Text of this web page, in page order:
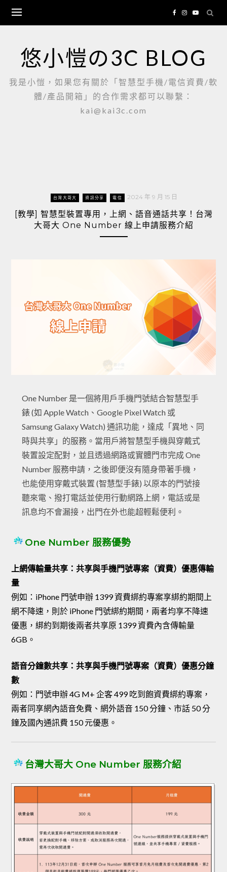
content
悠小愷の3C BLOG
我是小愷，如果您有關於「智慧型手機/電信資費/軟
體/產品開箱」的合作需求都可以聯繫：
kai@kai3c.com
台灣大哥大 資訊分享 電信 2024 年 9 月 15 日
[教學] 智慧型裝置專用，上網、語音通話共享！台灣
大哥大 One Number 線上申請服務介紹
One Number 是一個將用戶手機門號結合智慧型手
錶 (如 Apple Watch、Google Pixel Watch 或
Samsung Galaxy Watch) 通訊功能，達成「異地、同
時與共享」的服務。當用戶將智慧型手機與穿戴式
裝置設定配對，並且透過網路或實體門市完成 One
Number 服務申請，之後即便沒有隨身帶著手機，
也能使用穿戴式裝置 (智慧型手錶) 以原本的門號接
聽來電、撥打電話並使用行動網路上網，電話或是
訊息均不會漏接，出門在外也能超輕鬆便利。
One Number 服務優勢
上網傳輸量共享：共享與手機門號專案（資費）優惠傳輸
量
例如：iPhone 門號申辦 1399 資費綁約專案享綁約期間上
網不降速，則於 iPhone 門號綁約期間，兩者均享不降速
優惠，綁約到期後兩者共享原 1399 資費內含傳輸量
6GB。
語音分鐘數共享：共享與手機門號專案（資費）優惠分鐘
數
例如：門號申辦 4G M+ 企客 499 吃到飽資費綁約專案，
兩者同享網內語音免費、網外語音 150 分鐘、市話 50 分
鐘及國內通訊費 150 元優惠。
台灣大哥大 One Number 服務介紹